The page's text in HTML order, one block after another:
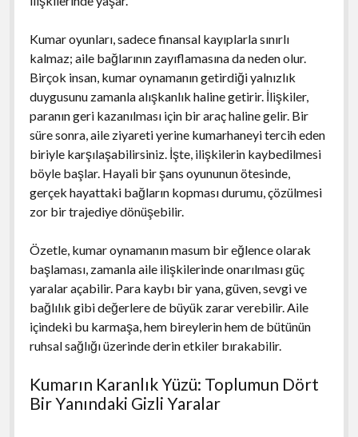
Kumar oyunları, sadece finansal kayıplarla sınırlı
kalmaz; aile bağlarının zayıflamasına da neden olur.
Birçok insan, kumar oynamanın getirdiği yalnızlık
duygusunu zamanla alışkanlık haline getirir. İlişkiler,
paranın geri kazanılması için bir araç haline gelir. Bir
süre sonra, aile ziyareti yerine kumarhaneyi tercih eden
biriyle karşılaşabilirsiniz. İşte, ilişkilerin kaybedilmesi
böyle başlar. Hayali bir şans oyununun ötesinde,
gerçek hayattaki bağların kopması durumu, çözülmesi
zor bir trajediye dönüşebilir.
Özetle, kumar oynamanın masum bir eğlence olarak
başlaması, zamanla aile ilişkilerinde onarılması güç
yaralar açabilir. Para kaybı bir yana, güven, sevgi ve
bağlılık gibi değerlere de büyük zarar verebilir. Aile
içindeki bu karmaşa, hem bireylerin hem de bütünün
ruhsal sağlığı üzerinde derin etkiler bırakabilir.
Kumarın Karanlık Yüzü: Toplumun Dört
Bir Yanındaki Gizli Yaralar